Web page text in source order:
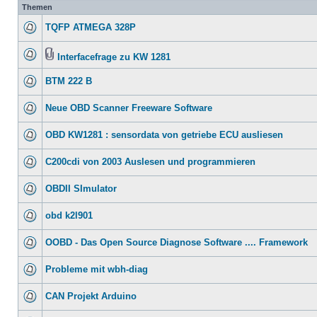
Themen
TQFP ATMEGA 328P
Interfacefrage zu KW 1281
BTM 222 B
Neue OBD Scanner Freeware Software
OBD KW1281 : sensordata von getriebe ECU ausliesen
C200cdi von 2003 Auslesen und programmieren
OBDII SImulator
obd k2l901
OOBD - Das Open Source Diagnose Software .... Framework
Probleme mit wbh-diag
CAN Projekt Arduino